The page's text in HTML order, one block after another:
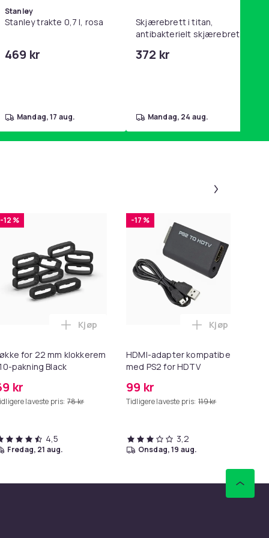
Stanley
Stanley trakte 0,7 l, rosa
469 kr
mandag, 17 aug.
Skjærebrett i titan,
antibakterielt skjærebrett,
BPA-fri (2 stk.)
372 kr
mandag, 24 aug.
Oil i handlekurven
Strømadapter + Kabel i handlekurven
Macbook / Erstatningsadapter - MagSafe Gen 2 - 45W i
-12 %
for 22 mm klokkerem
pakning Black
kr
laveste pris: 78 kr
Legg Løkke for 22 mm klokkerem i 10-
Kjøp
4,5
fredag, 21 aug.
-17 %
HDMI-adapter kompatibel
med PS2 for HDTV
99 kr
Tidligere laveste pris: 119 kr
Legg HDMI-
Kjøp
3,2
onsdag, 19 aug.